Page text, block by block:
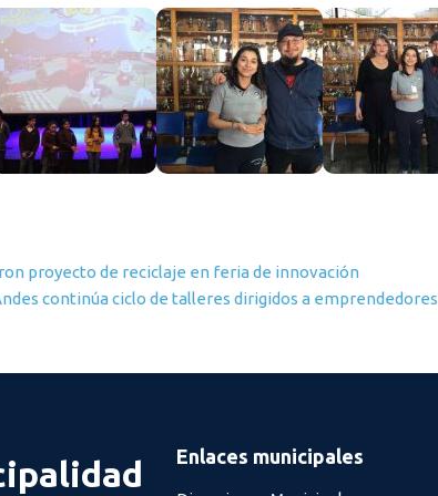
proyecto de reciclaje en feria de innovación
continúa ciclo de talleres dirigidos a emprendedores
Enlaces municipales